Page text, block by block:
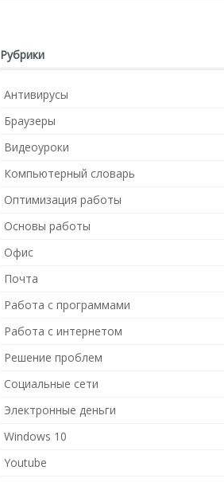
Рубрики
Антивирусы
Браузеры
Видеоуроки
Компьютерный словарь
Оптимизация работы
Основы работы
Офис
Почта
Работа с программами
Работа с интернетом
Решение проблем
Социальные сети
Электронные деньги
Windows 10
Youtube